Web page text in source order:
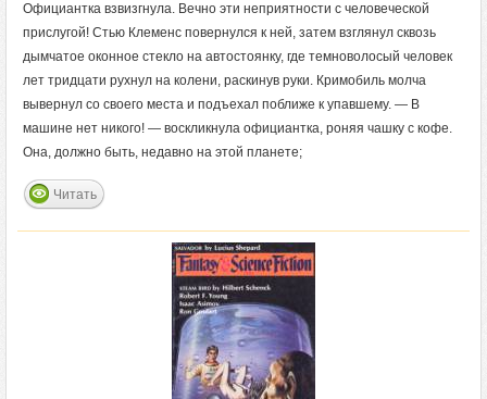
Официантка взвизгнула. Вечно эти неприятности с человеческой
прислугой! Стью Клеменс повернулся к ней, затем взглянул сквозь
дымчатое оконное стекло на автостоянку, где темноволосый человек
лет тридцати рухнул на колени, раскинув руки. Кримобиль молча
вывернул со своего места и подъехал поближе к упавшему. — В
машине нет никого! — воскликнула официантка, роняя чашку с кофе.
Она, должно быть, недавно на этой планете;
Читать